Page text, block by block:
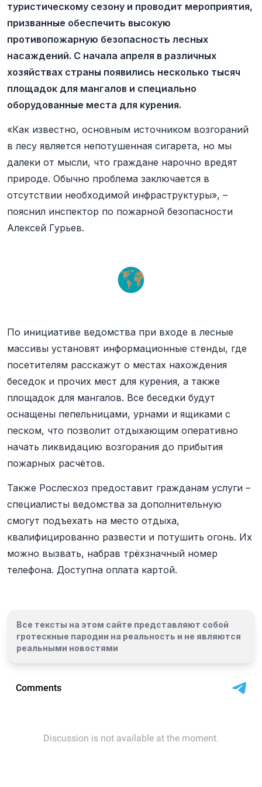
туристическому сезону и проводит мероприятия,
призванные обеспечить высокую
противопожарную безопасность лесных
насаждений. С начала апреля в различных
хозяйствах страны появились несколько тысяч
площадок для мангалов и специально
оборудованные места для курения.
«Как известно, основным источником возгораний
в лесу является непотушенная сигарета, но мы
далеки от мысли, что граждане нарочно вредят
природе. Обычно проблема заключается в
отсутствии необходимой инфраструктуры», –
пояснил инспектор по пожарной безопасности
Алексей Гурьев.
По инициативе ведомства при входе в лесные
массивы установят информационные стенды, где
посетителям расскажут о местах нахождения
беседок и прочих мест для курения, а также
площадок для мангалов. Все беседки будут
оснащены пепельницами, урнами и ящиками с
песком, что позволит отдыхающим оперативно
начать ликвидацию возгорания до прибытия
пожарных расчётов.
Также Рослесхоз предоставит гражданам услуги –
специалисты ведомства за дополнительную
смогут подъехать на место отдыха,
квалифицированно развести и потушить огонь. Их
можно вызвать, набрав трёхзначный номер
телефона. Доступна оплата картой.
Все тексты на этом сайте представляют собой
гротескные пародии на реальность и не являются
реальными новостями